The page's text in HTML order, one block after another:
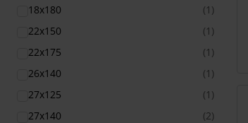
18x180
(1)
22x150
(1)
22x175
(1)
26x140
(1)
27x125
(1)
27x140
(2)